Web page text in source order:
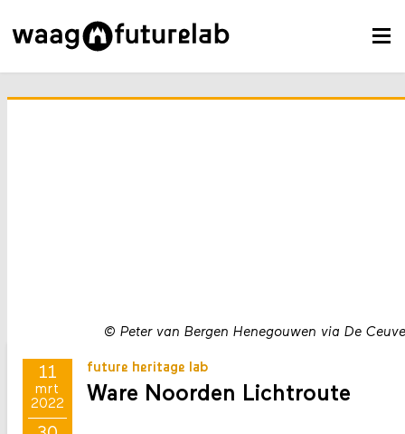
© Peter van Bergen Henegouwen via De
11
mrt
2022
future heritage lab
Ware Noorden Lichtroute